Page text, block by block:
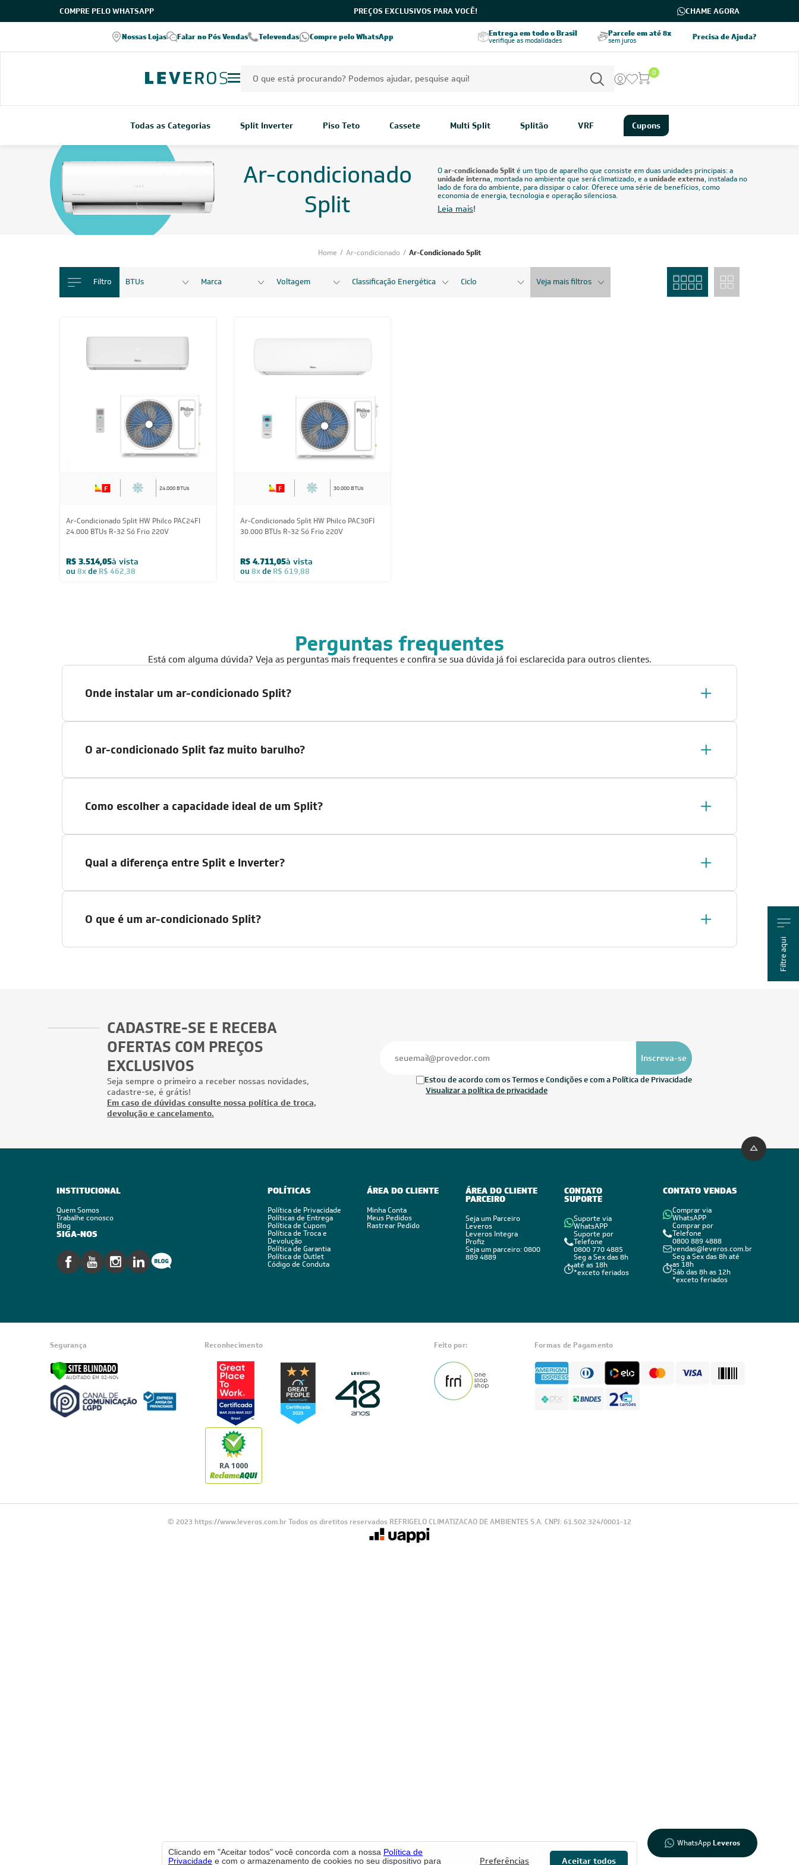
COMPRE PELO WHATSAPP PREÇOS EXCLUSIVOS PARA VOCÊ! CHAME AGORA
Nossas Lojas Falar no Pós Vendas Televendas Compre pelo WhatsApp Precisa de Ajuda?
Excelência no RA
Excelência no Reclame Aqui Seja parceiro Leveros Entrega em todo o Brasil
verifique as modalidades
Parcele em até 8x
sem juros
5% OFF no PIX
pagamento à vista
0
Todas as Categorias Split Inverter Piso Teto Cassete Multi Split Splitão VRF Cupons
Ar-condicionado
Split
Oar-condicionado Splité um tipo de aparelho que consiste em duas unidades principais: a
unidade interna, montada no ambiente que será climatizado, e aunidade externa, instalada no
lado de fora do ambiente, para dissipar o calor. Oferece uma série de benefícios, como
economia de energia, tecnologia e operação silenciosa.
Leia mais!
Home / Ar-condicionado / Ar-Condicionado Split
Filtro BTUs Marca Voltagem Classificação Energética Ciclo Veja mais filtros
24.000 BTUs
Ar-Condicionado Split HW Philco PAC24FI
24.000 BTUs R-32 Só Frio 220V
R$ 3.514,05à vista
ou 8xde R$ 462,38
30.000 BTUs
Ar-Condicionado Split HW Philco PAC30FI
30.000 BTUs R-32 Só Frio 220V
R$ 4.711,05à vista
ou 8xde R$ 619,88
Filtre aqui
Perguntas frequentes
Está com alguma dúvida? Veja as perguntas mais frequentes e confira se sua dúvida já foi esclarecida para outros clientes.
Onde instalar um ar-condicionado Split?
O ar-condicionado Split faz muito barulho?
Como escolher a capacidade ideal de um Split?
Qual a diferença entre Split e Inverter?
O que é um ar-condicionado Split?
CADASTRE-SE E RECEBA
OFERTAS COM PREÇOS
EXCLUSIVOS
Seja sempre o primeiro a receber nossas novidades,
cadastre-se, é grátis!
Em caso de dúvidas consulte nossa política de troca,
devolução e cancelamento.
Inscreva-se
Estou de acordo com os Termos e Condições e com a Política de Privacidade
Visualizar a política de privacidade
INSTITUCIONAL
Quem Somos
Trabalhe conosco
Blog
SIGA-NOS
POLÍTICAS
Política de Privacidade
Políticas de Entrega
Política de Cupom
Política de Troca e
Devolução
Política de Garantia
Política de Outlet
Código de Conduta
ÁREA DO CLIENTE
Minha Conta
Meus Pedidos
Rastrear Pedido
ÁREA DO CLIENTE
PARCEIRO
Seja um Parceiro
Leveros
Leveros Integra
Profiz
Seja um parceiro: 0800
889 4889
CONTATO
SUPORTE
Suporte via
WhatsAPP
Suporte por
Telefone
0800 770 4885
Seg a Sex das 8h
até as 18h
*exceto feriados
CONTATO VENDAS
Comprar via
WhatsAPP
Comprar por
Telefone
0800 889 4888
vendas@leveros.com.br
Seg a Sex das 8h até
as 18h
Sáb das 8h as 12h
*exceto feriados
Segurança Reconhecimento
RA 1000
Feito por: Formas de Pagamento
© 2023 https://www.leveros.com.br Todos os diretitos reservados REFRIGELO CLIMATIZACAO DE AMBIENTES S.A. CNPJ: 61.502.324/0001-12
WhatsAppLeveros
Clicando em "Aceitar todos" você concorda com a nossa Política de
Privacidade e com o armazenamento de cookies no seu dispositivo para Preferências Aceitar todos